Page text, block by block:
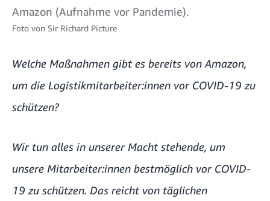
Amazon (Aufnahme vor Pandemie).
Foto von Sir Richard Picture
Welche Maßnahmen gibt es bereits von Amazon,
um die Logistikmitarbeiter:innen vor COVID-19 zu
schützen?
Wir tun alles in unserer Macht stehende, um
unsere Mitarbeiter:innen bestmöglich vor COVID-
19 zu schützen. Das reicht von täglichen